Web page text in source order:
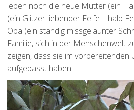
leben noch die neue Mutter (ein
(ein Glitzer liebender Felfe – halb
Opa (ein ständig missgelaunter
Familie, sich in der Menschenwelt
zeigen, dass sie im vorbereitenden
aufgepasst haben.